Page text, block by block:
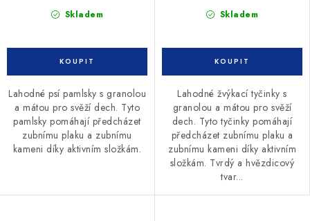
Skladem
Lahodné psí pamlsky s granolou
a mátou pro svěží dech. Tyto
pamlsky pomáhají předcházet
zubnímu plaku a zubnímu
kameni díky aktivním složkám.
Skladem
Lahodné žvýkací tyčinky s
granolou a mátou pro svěží
dech. Tyto tyčinky pomáhají
předcházet zubnímu plaku a
zubnímu kameni díky aktivním
složkám. Tvrdý a hvězdicový
tvar...